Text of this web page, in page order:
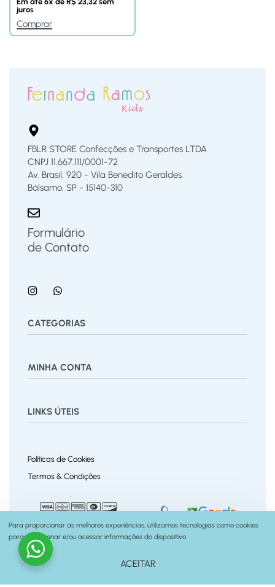
juros
Comprar
FBLR STORE Confecções e Transportes LTDA
CNPJ 11.667.111/0001-72
Av. Brasil, 920 - Vila Benedito Geraldes
Bálsamo, SP - 15140-310
Formulário
de Contato
CATEGORIAS
Vestido
MINHA CONTA
Pedidos
LINKS ÚTEIS
Trocas e Devoluções
Políticas do Site
Políticas de Cookies
Termos & Condições
© Fernanda Ramos Kids
2026. Todos os Direitos
Para proporcionar as melhores experiências, utilizamos tecnologias como cookies
para armazenar e/ou acessar informações do dispositivo.
ACEITAR